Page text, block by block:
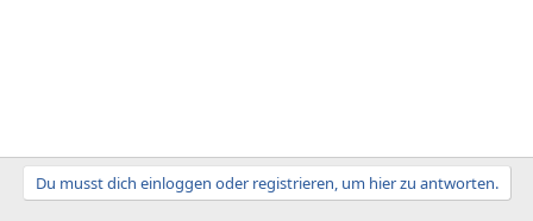
Du musst dich einloggen oder registrieren, um hier zu antworten.